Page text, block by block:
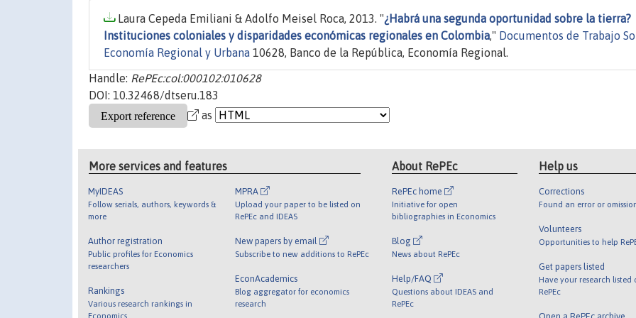
Laura Cepeda Emiliani & Adolfo Meisel Roca, 2013. "¿Habrá una segunda oportunidad sobre la tierra?
Instituciones coloniales y disparidades económicas regionales en Colombia," Documentos de Trabajo
Economía Regional y Urbana 10628, Banco de la República, Economía Regional.
Handle: RePEc:col:000102:010628
DOI: 10.32468/dtseru.183
as
More services and features
MyIDEAS
Follow serials, authors, keywords &
more
Author registration
Public profiles for Economics
researchers
Rankings
Various research rankings in
Economics
MPRA
Upload your paper to be listed on
RePEc and IDEAS
New papers by email
Subscribe to new additions to RePEc
EconAcademics
Blog aggregator for economics
research
About RePEc
RePEc home
Initiative for open
bibliographies in Economics
Blog
News about RePEc
Help/FAQ
Questions about IDEAS and
RePEc
Help us
Corrections
Found an error or
Volunteers
Opportunities to help
Get papers listed
Have your research listed
RePEc